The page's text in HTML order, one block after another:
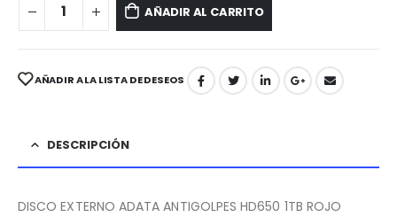
AÑADIR AL CARRITO
AÑADIR A LA LISTA DE DESEOS
DESCRIPCIÓN
DISCO EXTERNO ADATA ANTIGOLPES HD650 1TB ROJO